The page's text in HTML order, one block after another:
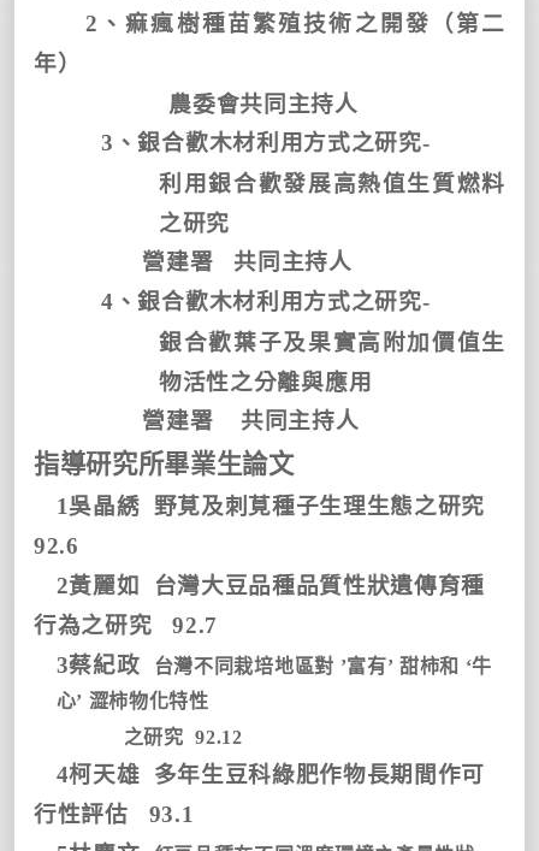
2 、痲瘋樹種苗繁殖技術之開發（第二
年）
農委會共同主持人
3 、銀合歡木材利用方式之研究-
利用銀合歡發展高熱值生質燃料
之研究
營建署
共同主持人
4 、銀合歡木材利用方式之研究-
銀合歡葉子及果實高附加價值生
物活性之分離與應用
營建署 共同主持人
指導研究所畢業生論文
1吳晶綉
野莧及刺莧種子生理生態之研究
92.6
2黃麗如
台灣大豆品種品質性狀遺傳育種
行為之研究
92.7
3蔡紀政
台灣不同栽培地區對 ’富有’ 甜柿和 ‘牛
心’ 澀柿物化特性
之研究 92.12
4柯天雄
多年生豆科綠肥作物長期間作可
行性評估
93.1